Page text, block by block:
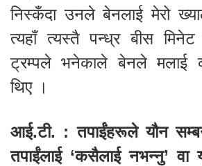
निस्कँदा उनले बेनलाई मेरो
त्यहाँ त्यस्तै पन्ध्र बीस
ट्रम्पले भनेकाले बेनले मलाई
थिए ।
आई.टी. : तपाईंहरूले यौन
तपाईंलाई ‘कसैलाई नभन्नु’